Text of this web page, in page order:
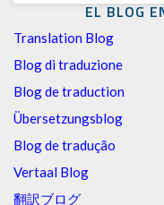
EL BLOG
Translation Blog
Blog di traduzione
Blog de traduction
Übersetzungsblog
Blog de tradução
Vertaal Blog
翻訳ブログ